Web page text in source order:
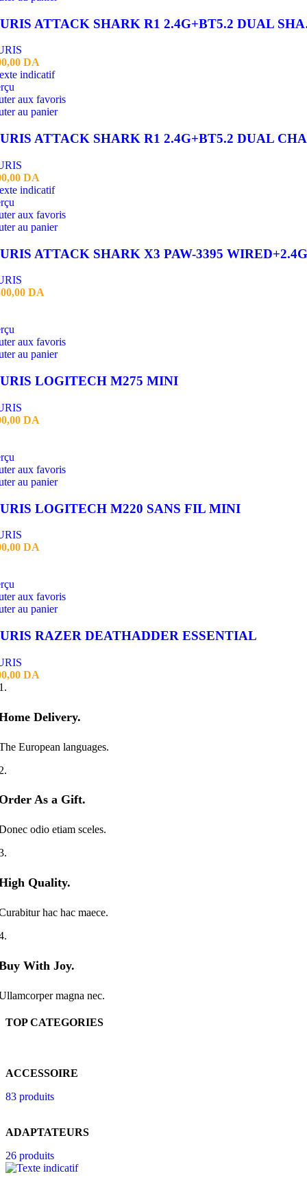
DA
aux favoris
au panier
DA
aux favoris
au panier
DA
aux favoris
au panier
LOGITECH M275 MINI
DA
aux favoris
au panier
LOGITECH M220 SANS FIL MINI
DA
aux favoris
au panier
RAZER DEATHADDER ESSENTIAL
DA
Delivery.
European languages.
As a Gift.
odio etiam sceles.
Quality.
hac hac maece.
With Joy.
magna nec.
TOP CATEGORIES
ACCESSOIRE
83 produits
ADAPTATEURS
26 produits